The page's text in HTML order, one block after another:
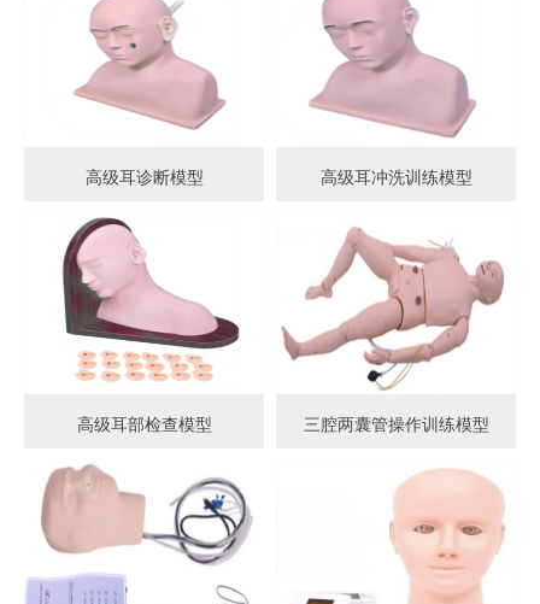
高级耳诊断模型 高级耳冲洗训练模型
高级耳部检查模型 三腔两囊管操作训练模型